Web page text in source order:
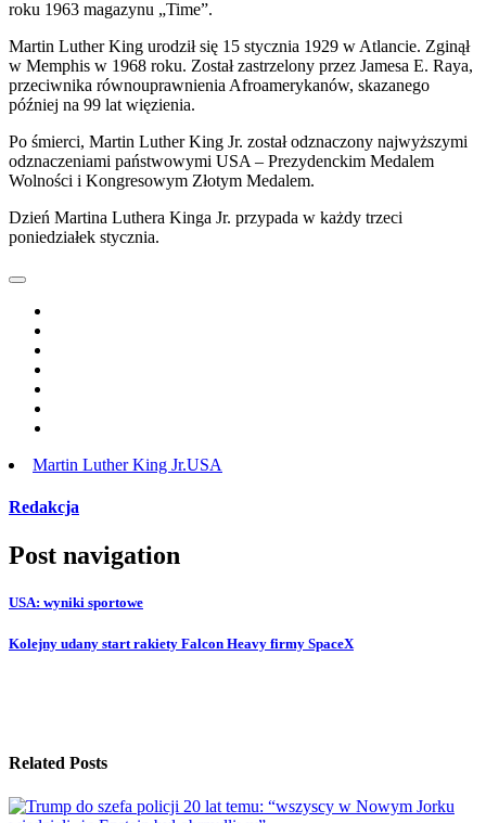
roku 1963 magazynu „Time”.
Martin Luther King urodził się 15 stycznia 1929 w Atlancie. Zginął
w Memphis w 1968 roku. Został zastrzelony przez Jamesa E. Raya,
przeciwnika równouprawnienia Afroamerykanów, skazanego
później na 99 lat więzienia.
Po śmierci, Martin Luther King Jr. został odznaczony najwyższymi
odznaczeniami państwowymi USA – Prezydenckim Medalem
Wolności i Kongresowym Złotym Medalem.
Dzień Martina Luthera Kinga Jr. przypada w każdy trzeci
poniedziałek stycznia.
Martin Luther King Jr.USA
Redakcja
Post navigation
USA: wyniki sportowe
Kolejny udany start rakiety Falcon Heavy firmy SpaceX
Related Posts